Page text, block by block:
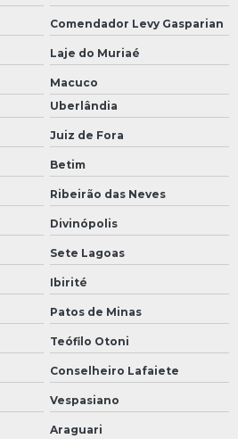
Comendador Levy Gasparian
Laje do Muriaé
Macuco
Uberlândia
Juiz de Fora
Betim
Ribeirão das Neves
Divinópolis
Sete Lagoas
Ibirité
Patos de Minas
Teófilo Otoni
Conselheiro Lafaiete
Vespasiano
Araguari